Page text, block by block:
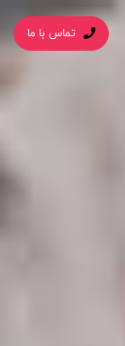
تماس با ما